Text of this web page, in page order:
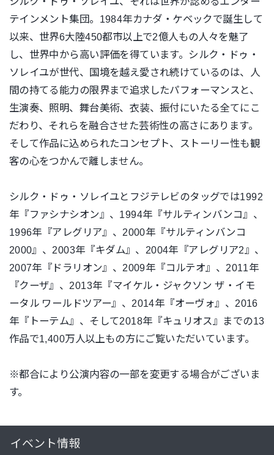
テインメント集団。1984年カナダ・ケベックで誕生して
以来、世界6大陸450都市以上で2億人もの人々を魅了
し、世界中から高い評価を得ています。シルク・ドゥ・
ソレイユが世代、国境を越え愛され続けているのは、人
間の持てる能力の限界まで追求したパフォーマンスと、
生演奏、照明、舞台美術、衣装、振付にいたる全てにこ
だわり、それらを融合させた芸術性の高さにあります。
そして作品に込められたコンセプト、ストーリー性も観
客の心をつかんで離しません。
シルク・ドゥ・ソレイユとフジテレビのタッグでは1992
年『ファシナシオン』、1994年『サルティンバンコ』、
1996年『アレグリア』、2000年『サルティンバンコ
2000』、2003年『キダム』、2004年『アレグリア2』、
2007年『ドラリオン』、2009年『コルテオ』、2011年
『クーザ』、2013年『マイケル・ジャクソン ザ・イモ
ータル ワールドツアー』、2014年『オーヴォ』、2016
年『トーテム』、そして2018年『キュリオス』までの13
作品で1,400万人以上もの方にご覧いただいています。
※都合により公演内容の一部を変更する場合がございま
す。
イベント情報